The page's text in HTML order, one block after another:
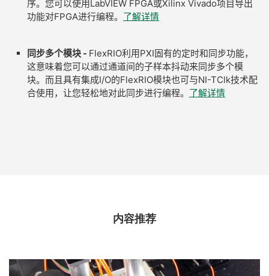
序。您可以使用LabVIEW FPGA或Xilinx Vivado项目导出
功能对FPGA进行编程。 了解详情
同步多个模块 - FlexRIO利用PXI固有的定时和同步功能，
这意味着您可以通过通道间的子样本抖动来同步多个模
块。而且具有集成I/O的FlexRIO模块也可与NI-TClk技术配
合使用，让您轻松地对此同步进行编程。 了解详情
内容推荐